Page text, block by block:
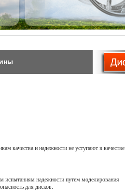
качества и надежности не уступают в качестве
испытаниям надежности путем моделирования
для дисков.